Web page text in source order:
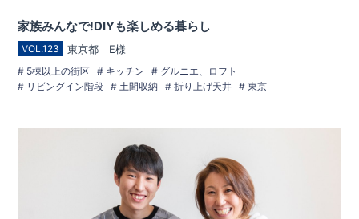
家族みんなで!DIYも楽しめる暮らし
VOL.123 東京都 E様
5棟以上の街区 キッチン
グルニエ、ロフト
リビングイン階段
土間収納 折り上げ天井 東京